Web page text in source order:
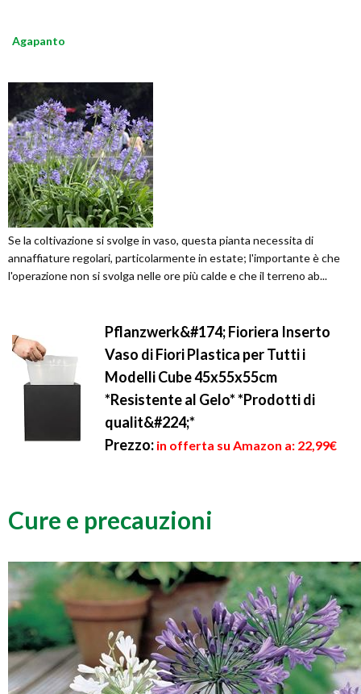
Agapanto
Se la coltivazione si svolge in vaso, questa pianta necessita di
annaffiature regolari, particolarmente in estate; l'importante è che
l'operazione non si svolga nelle ore più calde e che il terreno ab...
Pflanzwerk&#174; Fioriera Inserto
Vaso di Fiori Plastica per Tutti i
Modelli Cube 45x55x55cm
*Resistente al Gelo* *Prodotti di
qualit&#224;*
Prezzo: in offerta su Amazon a: 22,99€
Cure e precauzioni